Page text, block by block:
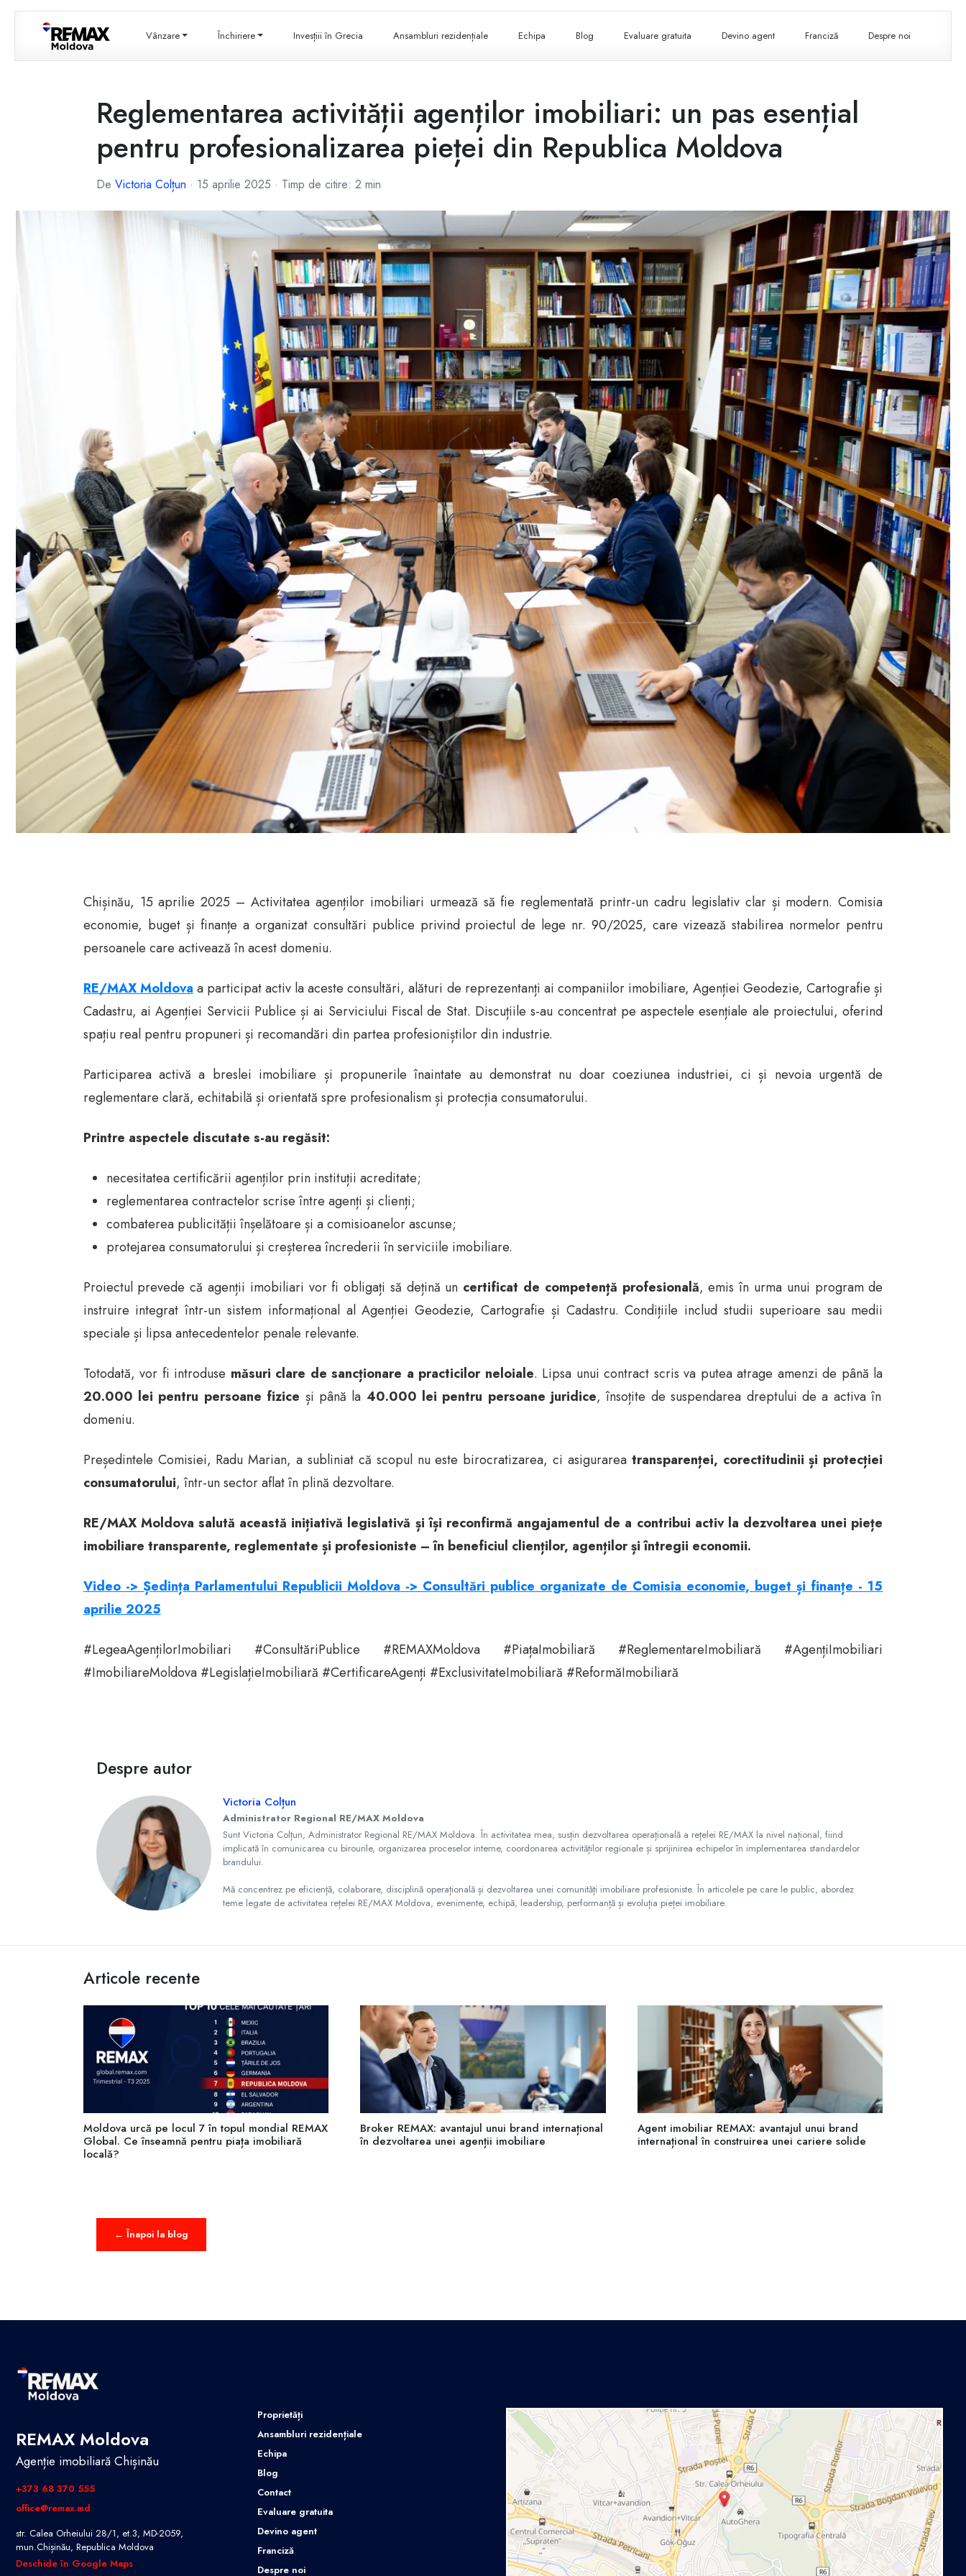
Vânzare Închiriere Invesțiii în Grecia Ansambluri rezidențiale Echipa Blog Evaluare gratuita Devino agent Franciză Despre noi
Reglementarea activității agenților imobiliari: un pas esențial
pentru profesionalizarea pieței din Republica Moldova
De Victoria Colțun · 15 aprilie 2025 · Timp de citire: 2 min
Chișinău, 15 aprilie 2025 – Activitatea agenților imobiliari urmează să fie reglementată printr-un cadru legislativ clar și modern. Comisia
economie, buget și finanțe a organizat consultări publice privind proiectul de lege nr. 90/2025, care vizează stabilirea normelor pentru
persoanele care activează în acest domeniu.
RE/MAX Moldovaa participat activ la aceste consultări, alături de reprezentanți ai companiilor imobiliare, Agenției Geodezie, Cartografie și
Cadastru, ai Agenției Servicii Publice și ai Serviciului Fiscal de Stat. Discuțiile s-au concentrat pe aspectele esențiale ale proiectului, oferind
spațiu real pentru propuneri și recomandări din partea profesioniștilor din industrie.
Participarea activă a breslei imobiliare și propunerile înaintate au demonstrat nu doar coeziunea industriei, ci și nevoia urgentă de
reglementare clară, echitabilă și orientată spre profesionalism și protecția consumatorului.
Printre aspectele discutate s-au regăsit:
necesitatea certificării agenților prin instituții acreditate;
reglementarea contractelor scrise între agenți și clienți;
combaterea publicității înșelătoare și a comisioanelor ascunse;
protejarea consumatorului și creșterea încrederii în serviciile imobiliare.
Proiectul prevede că agenții imobiliari vor fi obligați să dețină un certificat de competență profesională, emis în urma unui program de
instruire integrat într-un sistem informațional al Agenției Geodezie, Cartografie și Cadastru. Condițiile includ studii superioare sau medii
speciale și lipsa antecedentelor penale relevante.
Totodată, vor fi introduse măsuri clare de sancționare a practicilor neloiale. Lipsa unui contract scris va putea atrage amenzi de până la
20.000 lei pentru persoane fizice și până la 40.000 lei pentru persoane juridice, însoțite de suspendarea dreptului de a activa în
domeniu.
Președintele Comisiei, Radu Marian, a subliniat că scopul nu este birocratizarea, ci asigurarea transparenței, corectitudinii și protecției
consumatorului, într-un sector aflat în plină dezvoltare.
RE/MAX Moldova salută această inițiativă legislativă și își reconfirmă angajamentul de a contribui activ la dezvoltarea unei piețe
imobiliare transparente, reglementate și profesioniste – în beneficiul clienților, agenților și întregii economii.
Video -> Ședința Parlamentului Republicii Moldova -> Consultări publice organizate de Comisia economie, buget și finanțe - 15
aprilie 2025
#LegeaAgențilorImobiliari #ConsultăriPublice #REMAXMoldova #PiațaImobiliară #ReglementareImobiliară #AgențiImobiliari
#ImobiliareMoldova #LegislațieImobiliară #CertificareAgenți #ExclusivitateImobiliară #ReformăImobiliară
Despre autor
Victoria Colțun
Administrator Regional RE/MAX Moldova
Sunt Victoria Colțun, Administrator Regional RE/MAX Moldova. În activitatea mea, susțin dezvoltarea operațională a rețelei RE/MAX la nivel național, fiind
implicată în comunicarea cu birourile, organizarea proceselor interne, coordonarea activităților regionale și sprijinirea echipelor în implementarea standardelor
brandului.
Mă concentrez pe eficiență, colaborare, disciplină operațională și dezvoltarea unei comunități imobiliare profesioniste. În articolele pe care le public, abordez
teme legate de activitatea rețelei RE/MAX Moldova, evenimente, echipă, leadership, performanță și evoluția pieței imobiliare.
Articole recente
Moldova urcă pe locul 7 în topul mondial REMAX
Global. Ce înseamnă pentru piața imobiliară
locală?
Broker REMAX: avantajul unui brand internațional
în dezvoltarea unei agenții imobiliare
Agent imobiliar REMAX: avantajul unui brand
internațional în construirea unei cariere solide
← Înapoi la blog
REMAX Moldova
Agenție imobiliară Chișinău
+373 68 370 555
office@remax.md
str. Calea Orheiului 28/1, et.3, MD-2059,
mun.Chișinău, Republica Moldova
Deschide în Google Maps
Proprietăți
Ansambluri rezidențiale
Echipa
Blog
Contact
Evaluare gratuita
Devino agent
Franciză
Despre noi